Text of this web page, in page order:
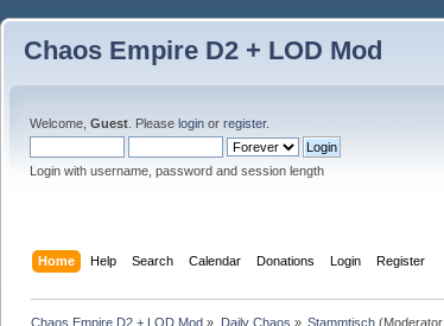
Chaos Empire D2 + LOD Mod
Welcome, Guest . Please login or register.
Login with username, password and session length
Home Help Search Calendar Donations Login Register
Chaos Empire D2 + LOD Mod » Daily Chaos » Stammtisch(Moderator: